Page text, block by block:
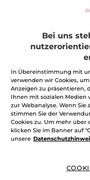
Nagellack
198,00€ / 100ml
9,90€
-
50% ab 2 Produkten deiner Wahl
FARBE
(28)
Bei uns
In Übereinstimmung mit
verwenden wir Cookies,
Anzeigen zu präsentieren,
Ihnen mit sozialen Medien
zur Webanalyse. Wenn Sie
stimmen Sie der
Cookies zu. Um mehr über
klicken Sie im Banner auf
unsere